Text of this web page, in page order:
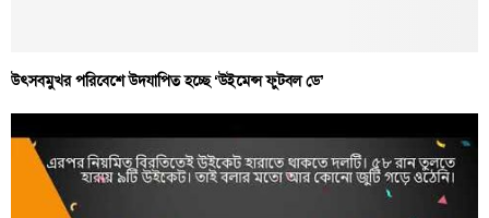
উৎসবমুখর পরিবেশে উদযাপিত হচ্ছে ‘উইমেন্স ফুটবল ডে’